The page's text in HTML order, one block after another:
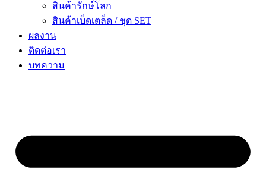
สินค้ารักษ์โลก
สินค้าเบ็ดเตล็ด / ชุด SET
ผลงาน
ติดต่อเรา
บทความ